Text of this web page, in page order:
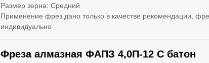
Размер зерна: Средний
Применение фрез дано только в качестве рекомендации,
индивидуально
Фреза алмазная ФАПЗ 4,0П-12 С батон